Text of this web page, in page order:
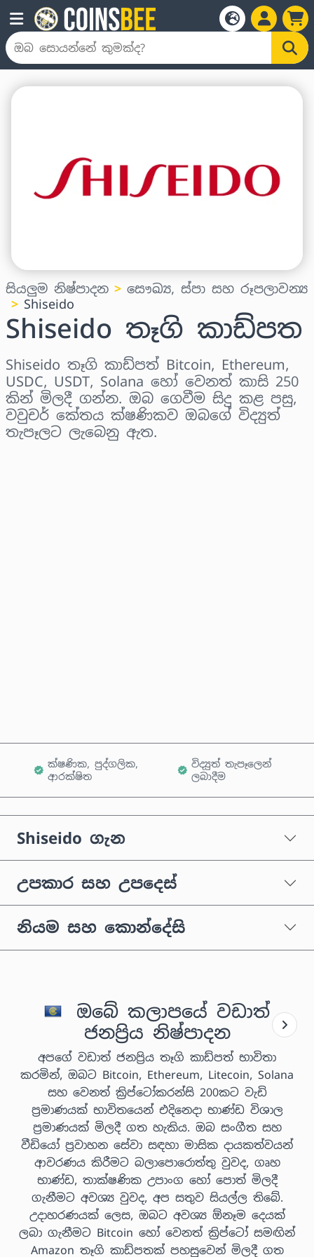
සියලුම නිෂ්පාදන
සෞඛ්‍ය, ස්පා සහ රූපලාවන්‍ය
Shiseido
Shiseido තෑගි කාඩ්පත
Shiseido තෑගි කාඩ්පත් Bitcoin, Ethereum,
USDC, USDT, Solana හෝ වෙනත් කාසි 250
කින් මිලදී ගන්න. ඔබ ගෙවීම සිදු කළ පසු,
වවුචර් කේතය ක්ෂණිකව ඔබගේ විද්‍යුත්
තැපෑලට ලැබෙනු ඇත.
ක්ෂණික, පුද්ගලික,
ආරක්ෂිත
විද්‍යුත් තැපෑලෙන්
ලබාදීම
Shiseido ගැන
උපකාර සහ උපදෙස්
නියම සහ කොන්දේසි
ඔබේ කලාපයේ වඩාත්
ජනප්‍රිය නිෂ්පාදන
අපගේ වඩාත් ජනප්‍රිය තෑගි කාඩ්පත් භාවිතා
කරමින්, ඔබට Bitcoin, Ethereum, Litecoin, Solana
සහ වෙනත් ක්‍රිප්ටෝකරන්සි 200කට වැඩි
ප්‍රමාණයක් භාවිතයෙන් එදිනෙදා භාණ්ඩ විශාල
ප්‍රමාණයක් මිලදී ගත හැකිය. ඔබ සංගීත සහ
වීඩියෝ ප්‍රවාහන සේවා සඳහා මාසික දායකත්වයන්
ආවරණය කිරීමට බලාපොරොත්තු වුවද, ගෘහ
භාණ්ඩ, තාක්ෂණික උපාංග හෝ පොත් මිලදී
ගැනීමට අවශ්‍ය වුවද, අප සතුව සියල්ල තිබේ.
උදාහරණයක් ලෙස, ඔබට අවශ්‍ය ඕනෑම දෙයක්
ලබා ගැනීමට Bitcoin හෝ වෙනත් ක්‍රිප්ටෝ සමඟින්
Amazon තෑගි කාඩ්පතක් පහසුවෙන් මිලදී ගත